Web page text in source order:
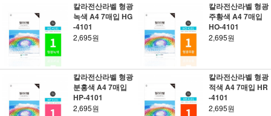
칼라전산라벨 형광
녹색 A4 7매입 HG
-4101
2,695원
칼라전산라벨 형광
주황색 A4 7매입
HO-4101
2,695원
칼라전산라벨 형광
분홍색 A4 7매입
HP-4101
2,695원
칼라전산라벨 형광
적색 A4 7매입 HR
-4101
2,695원